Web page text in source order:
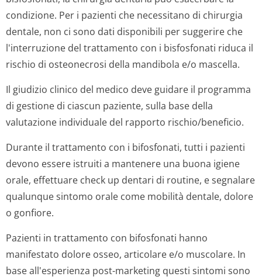
condizione. Per i pazienti che necessitano di chirurgia
dentale, non ci sono dati disponibili per suggerire che
l'interruzione del trattamento con i bisfosfonati riduca il
rischio di osteonecrosi della mandibola e/o mascella.
Il giudizio clinico del medico deve guidare il programma
di gestione di ciascun paziente, sulla base della
valutazione individuale del rapporto rischio/beneficio.
Durante il trattamento con i bifosfonati, tutti i pazienti
devono essere istruiti a mantenere una buona igiene
orale, effettuare check up dentari di routine, e segnalare
qualunque sintomo orale come mobilità dentale, dolore
o gonfiore.
Pazienti in trattamento con bifosfonati hanno
manifestato dolore osseo, articolare e/o muscolare. In
base all'esperienza post-marketing questi sintomi sono